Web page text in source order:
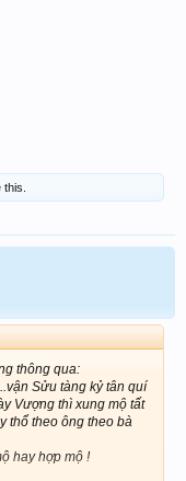
this.
thông qua:
Sửu tàng kỷ tân quí
Vượng thì xung mộ tất
thổ theo ông theo bà
hay hợp mộ !